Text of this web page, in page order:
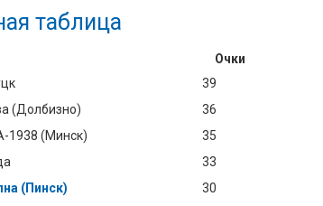
таблица
Очки
39
(Долбизно)
36
1938 (Минск)
35
33
(Пинск)
30